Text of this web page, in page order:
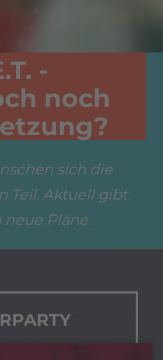
-
noch
sich die
Teil. Aktuell gibt
Pläne.